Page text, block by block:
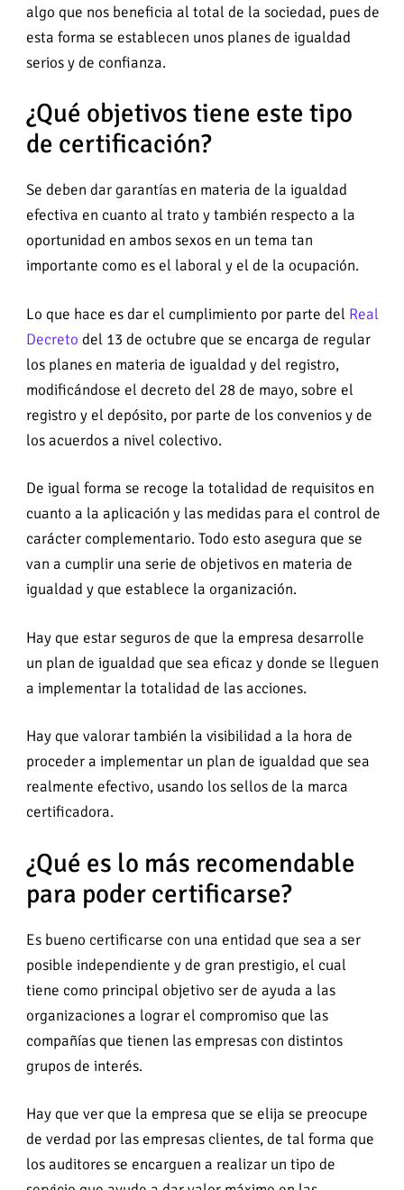
algo que nos beneficia al total de la sociedad, pues de
esta forma se establecen unos planes de igualdad
serios y de confianza.
¿Qué objetivos tiene este tipo
de certificación?
Se deben dar garantías en materia de la igualdad
efectiva en cuanto al trato y también respecto a la
oportunidad en ambos sexos en un tema tan
importante como es el laboral y el de la ocupación.
Lo que hace es dar el cumplimiento por parte del Real
Decreto del 13 de octubre que se encarga de regular
los planes en materia de igualdad y del registro,
modificándose el decreto del 28 de mayo, sobre el
registro y el depósito, por parte de los convenios y de
los acuerdos a nivel colectivo.
De igual forma se recoge la totalidad de requisitos en
cuanto a la aplicación y las medidas para el control de
carácter complementario. Todo esto asegura que se
van a cumplir una serie de objetivos en materia de
igualdad y que establece la organización.
Hay que estar seguros de que la empresa desarrolle
un plan de igualdad que sea eficaz y donde se lleguen
a implementar la totalidad de las acciones.
Hay que valorar también la visibilidad a la hora de
proceder a implementar un plan de igualdad que sea
realmente efectivo, usando los sellos de la marca
certificadora.
¿Qué es lo más recomendable
para poder certificarse?
Es bueno certificarse con una entidad que sea a ser
posible independiente y de gran prestigio, el cual
tiene como principal objetivo ser de ayuda a las
organizaciones a lograr el compromiso que las
compañías que tienen las empresas con distintos
grupos de interés.
Hay que ver que la empresa que se elija se preocupe
de verdad por las empresas clientes, de tal forma que
los auditores se encarguen a realizar un tipo de